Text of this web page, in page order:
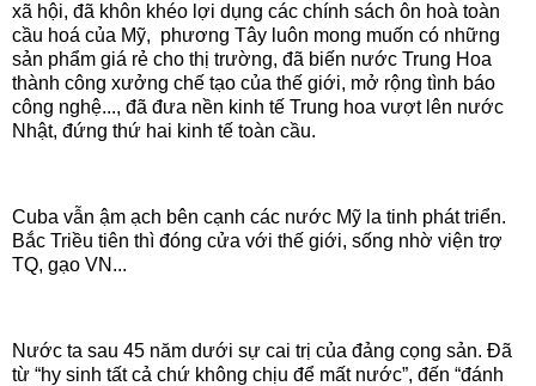
xã hội, đã khôn khéo lợi dụng các chính sách ôn hoà toàn
cầu hoá của Mỹ, phương Tây luôn mong muốn có những
sản phẩm giá rẻ cho thị trường, đã biến nước Trung Hoa
thành công xưởng chế tạo của thế giới, mở rộng tình báo
công nghệ..., đã đưa nền kinh tế Trung hoa vượt lên nước
Nhật, đứng thứ hai kinh tế toàn cầu.
Cuba vẫn ậm ạch bên cạnh các nước Mỹ la tinh phát triển.
Bắc Triều tiên thì đóng cửa với thế giới, sống nhờ viện trợ
TQ, gạo VN...
Nước ta sau 45 năm dưới sự cai trị của đảng cọng sản. Đã
từ “hy sinh tất cả chứ không chịu để mất nước”, đến “đánh